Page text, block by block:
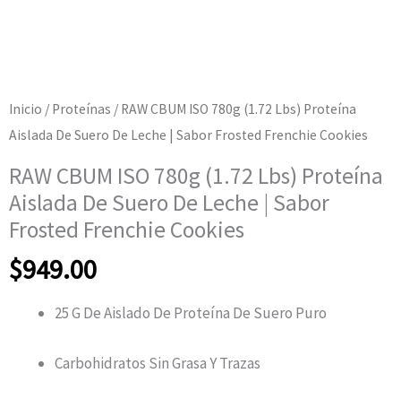
Inicio / Proteínas / RAW CBUM ISO 780g (1.72 Lbs) Proteína
Aislada De Suero De Leche | Sabor Frosted Frenchie Cookies
RAW CBUM ISO 780g (1.72 Lbs) Proteína
Aislada De Suero De Leche | Sabor
Frosted Frenchie Cookies
$949.00
25 G De Aislado De Proteína De Suero Puro
Carbohidratos Sin Grasa Y Trazas